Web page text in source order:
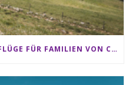
FRIBOURG: 7 TOLLE AUSFLÜGE FÜR FAMILIEN VON CHARMEY BIS LES PACCOTS